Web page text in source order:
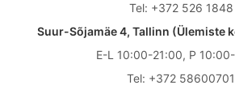
Tel: +372 526 1848
Suur-Sõjamäe 4, Tallinn (Ülemiste
E-L 10:00-21:00, P
Tel: +372 58600701